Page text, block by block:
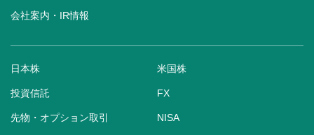
会社案内・IR情報
日本株 米国株
投資信託 FX
先物・オプション取引 NISA